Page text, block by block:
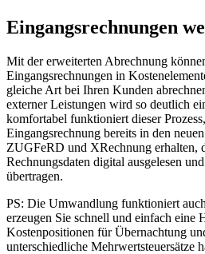
Eingangsrechnungen
Mit der erweiterten Abrechnung
Eingangsrechnungen in
gleiche Art bei Ihren Kunden
externer Leistungen wird so deutlich
komfortabel funktioniert dieser
Eingangsrechnung bereits in den
ZUGFeRD und XRechnung erhalten,
Rechnungsdaten digital ausgelesen
übertragen.
PS: Die Umwandlung funktioniert
erzeugen Sie schnell und einfach eine
Kostenpositionen für Übernachtung
unterschiedliche Mehrwertsteuersätze